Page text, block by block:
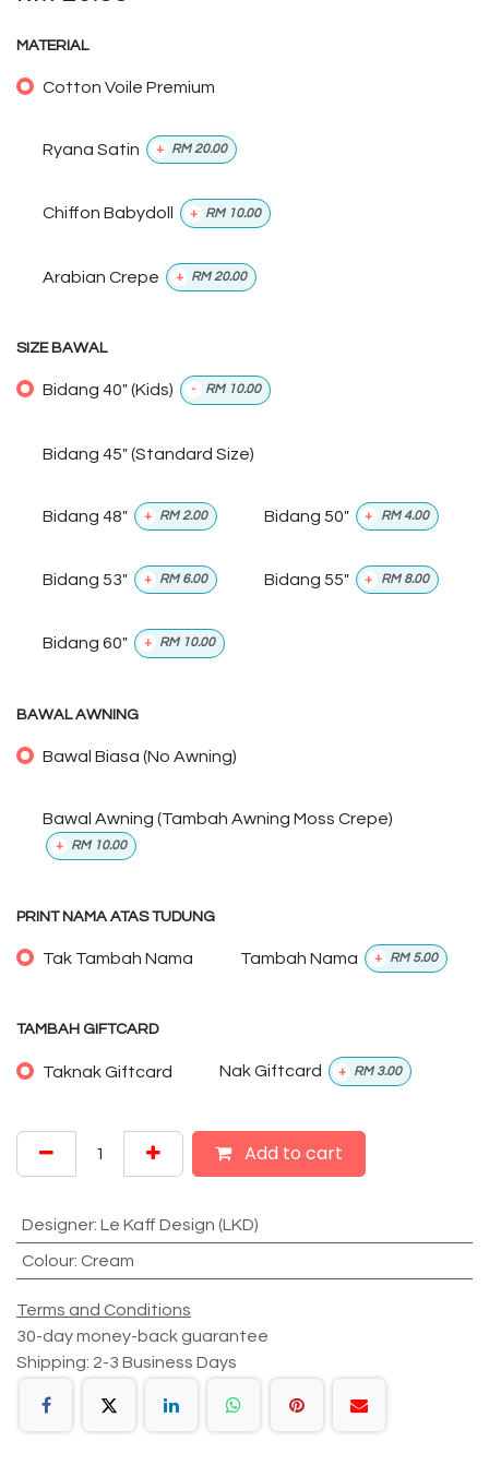
MATERIAL
Cotton Voile Premium
Ryana Satin + RM20.00
Chiffon Babydoll + RM 10.00
Arabian Crepe + RM20.00
SIZE BAWAL
Bidang 40" (Kids) - RM 10.00
Bidang 45" (Standard Size)
Bidang 48" + RM2.00 Bidang 50" + RM 4.00
Bidang 53" + RM 6.00 Bidang 55" + RM 8.00
Bidang 60" + RM 10.00
BAWAL AWNING
Bawal Biasa (No Awning)
Bawal Awning (Tambah Awning Moss Crepe)
+ RM 10.00
PRINT NAMA ATAS TUDUNG
Tak Tambah Nama Tambah Nama + RM 5.00
TAMBAH GIFTCARD
Taknak Giftcard Nak Giftcard + RM 3.00
Add to cart
Designer: Le Kaff Design (LKD)
Colour: Cream
Terms and Conditions
30-day money-back guarantee
Shipping: 2-3 Business Days